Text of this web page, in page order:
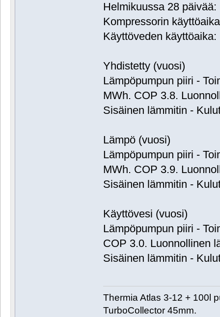
Helmikuussa 28 päivää:
Kompressorin
Käyttöveden käyttöaika:
Yhdistetty (vuosi)
Lämpöpumpun piiri -
MWh. COP 3.8.
Sisäinen lämmitin -
Lämpö (vuosi)
Lämpöpumpun piiri -
MWh. COP 3.9.
Sisäinen lämmitin -
Käyttövesi (vuosi)
Lämpöpumpun piiri -
COP 3.0. Luonnollinen
Sisäinen lämmitin -
Thermia Atlas 3-12 + 100l
TurboCollector 45mm.